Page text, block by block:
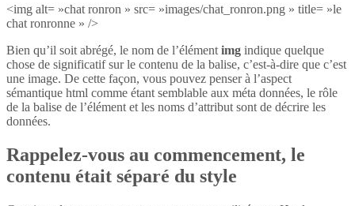
<img alt= »chat ronron » src= »images/chat_ronron.png » title= »le
chat ronronne » />
Bien qu’il soit abrégé, le nom de l’élément img indique quelque
chose de significatif sur le contenu de la balise, c’est-à-dire que c’est
une image. De cette façon, vous pouvez penser à l’aspect
sémantique html comme étant semblable aux méta données, le rôle
de la balise de l’élément et les noms d’attribut sont de décrire les
données.
Rappelez-vous au commencement, le
contenu était séparé du style